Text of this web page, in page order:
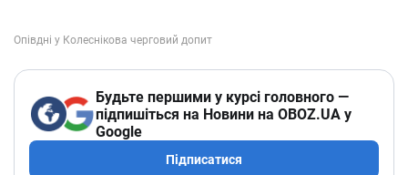
Будьте першими у курсі головного —
підпишіться на Новини на OBOZ.UA у
Google
Підписатися